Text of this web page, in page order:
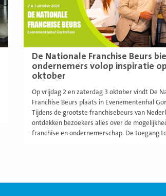
De Nationale Franchise Beurs
ondernemers volop inspiratie
oktober
Op vrijdag 2 en zaterdag 3 oktober vindt De
Franchise Beurs plaats in Evenementenhal
Tijdens de grootste franchisebeurs van
ontdekken bezoekers alles over de
franchise en ondernemerschap. De toegang